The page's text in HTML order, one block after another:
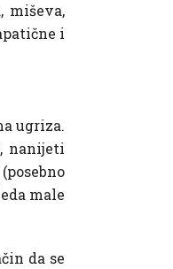
miševa,
i
ugriza.
nanijeti
male
da se